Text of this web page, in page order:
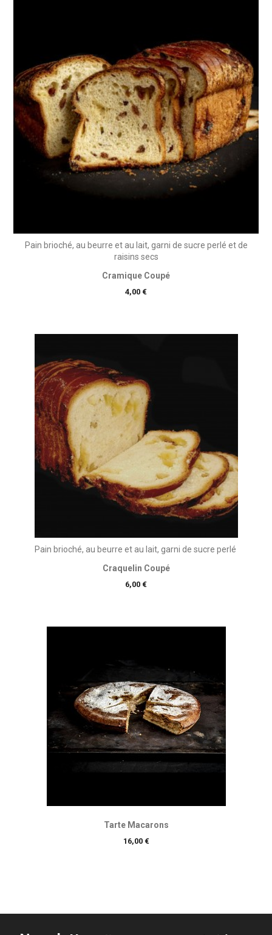
Pain brioché, au beurre et au lait, garni de sucre perlé et de
raisins secs
Cramique Coupé
Prix
4,00 €
Pain brioché, au beurre et au lait, garni de sucre perlé
Craquelin Coupé
Prix
6,00 €
Tarte Macarons
Prix
16,00 €